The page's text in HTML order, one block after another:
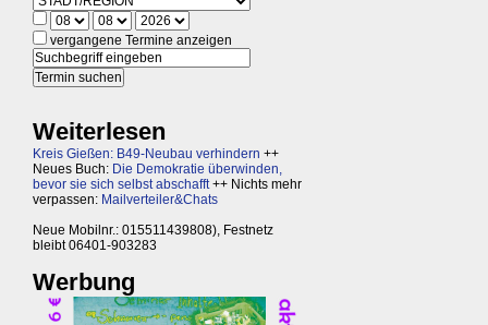
vergangene Termine anzeigen
Weiterlesen
Kreis Gießen: B49-Neubau verhindern ++
Neues Buch: Die Demokratie überwinden,
bevor sie sich selbst abschafft++ Nichts mehr
verpassen: Mailverteiler&Chats
Neue Mobilnr.: 015511439808), Festnetz
bleibt 06401-903283
Werbung